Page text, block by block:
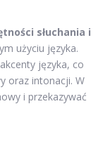
słuchania i
użyciu języka.
języka, co
oraz intonacji. W
i przekazywać